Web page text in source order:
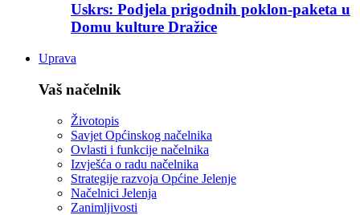
Uskrs: Podjela prigodnih poklon-paketa u
Domu kulture Dražice
Uprava
Vaš načelnik
Životopis
Savjet Općinskog načelnika
Ovlasti i funkcije načelnika
Izvješća o radu načelnika
Strategije razvoja Općine Jelenje
Načelnici Jelenja
Zanimljivosti